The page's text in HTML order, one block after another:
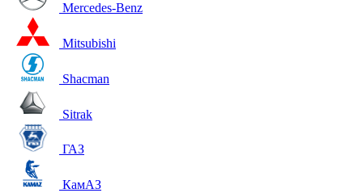
Mercedes-Benz
Mitsubishi
Shacman
Sitrak
ГАЗ
КамАЗ